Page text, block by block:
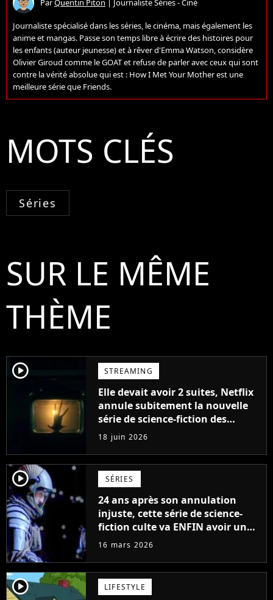
ParQuentin Piton | Journaliste Séries - Ciné
Journaliste spécialisé dans les séries, le cinéma, mais également les
anime et mangas. Passe son temps libre à écrire des histoires pour
les enfants (auteur jeunesse) et à rêver d'Emma Watson, considère
Olivier Giroud comme le GOAT et refuse de parler avec ceux qui sont
contre la vérité absolue qui est : How I Met Your Mother est une
meilleure série que Friends.
MOTS CLÉS
Séries
SUR LE MÊME
THÈME
player2 STREAMING
Elle devait avoir 2 suites, Netflix
annule subitement la nouvelle
série de science-fiction des
créateurs de Stranger Things
notée 97%
18 juin 2026
player2 SÉRIES
24 ans après son annulation
injuste, cette série de science-
fiction culte va ENFIN avoir une
suite
16 mars 2026
player2 LIFESTYLE